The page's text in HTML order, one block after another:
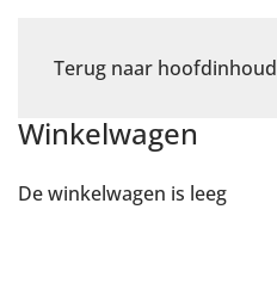
Terug naar hoofdinhoud
Winkelwagen
De winkelwagen is leeg